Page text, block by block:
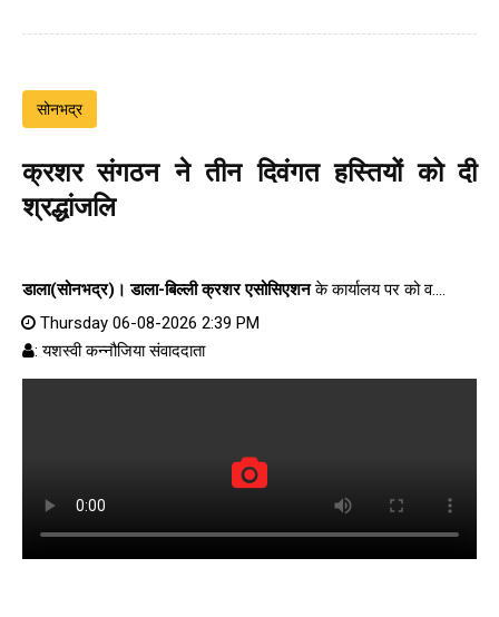
सोनभद्र
क्रशर संगठन ने तीन दिवंगत हस्तियों को दी
श्रद्धांजलि
डाला(सोनभद्र)। डाला-बिल्ली क्रशर एसोसिएशनके कार्यालय पर को व....
Thursday 06-08-2026 2:39 PM
: यशस्वी कन्नौजिया संवाददाता